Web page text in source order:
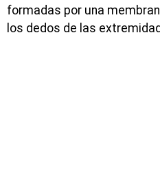
formadas por una
los dedos de las